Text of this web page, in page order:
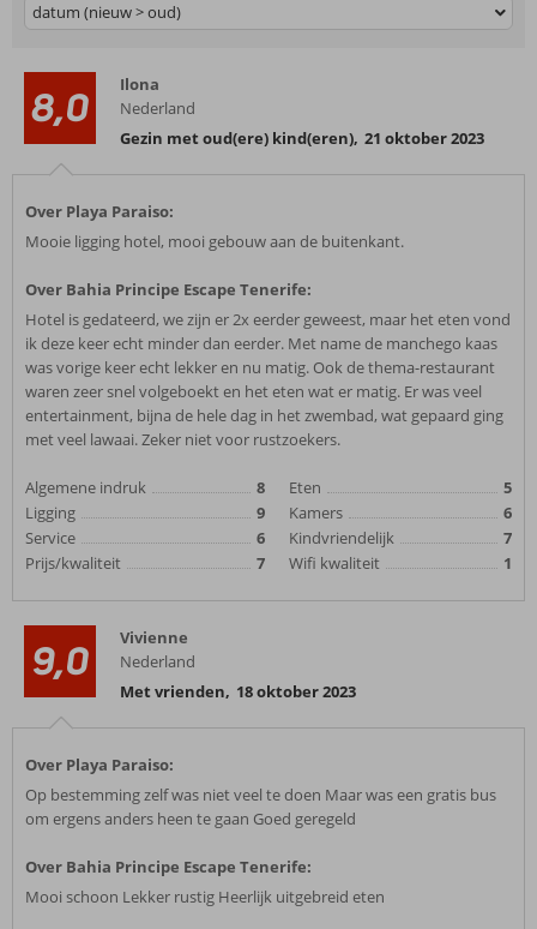
datum (nieuw > oud)
8,0
Ilona
Nederland
Gezin met oud(ere) kind(eren), 21 oktober 2023
Over Playa Paraiso:
Mooie ligging hotel, mooi gebouw aan de buitenkant.
Over Bahia Principe Escape Tenerife:
Hotel is gedateerd, we zijn er 2x eerder geweest, maar het eten vond
ik deze keer echt minder dan eerder. Met name de manchego kaas
was vorige keer echt lekker en nu matig. Ook de thema-restaurant
waren zeer snel volgeboekt en het eten wat er matig. Er was veel
entertainment, bijna de hele dag in het zwembad, wat gepaard ging
met veel lawaai. Zeker niet voor rustzoekers.
Algemene indruk
8
Ligging
9
Service
6
Prijs/kwaliteit
7
Eten
5
Kamers
6
Kindvriendelijk
7
Wifi kwaliteit
1
9,0
Vivienne
Nederland
Met vrienden, 18 oktober 2023
Over Playa Paraiso:
Op bestemming zelf was niet veel te doen Maar was een gratis bus
om ergens anders heen te gaan Goed geregeld
Over Bahia Principe Escape Tenerife:
Mooi schoon Lekker rustig Heerlijk uitgebreid eten